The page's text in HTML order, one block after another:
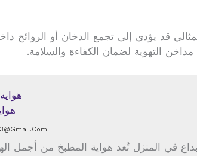
قد يؤدي إلى تجمع الدخان أو الروائح
التهوية لضمان الكفاءة والسلامة.
في المنزل تُعد هواية المطبخ من أجمل